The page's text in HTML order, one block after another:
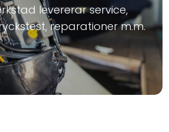
levererar service,
reparationer m.m.